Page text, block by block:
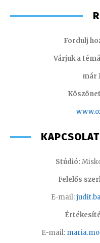
Fordulj
Várjuk a
már
Stúdió:
Felelős
E-mail:
E-mail: